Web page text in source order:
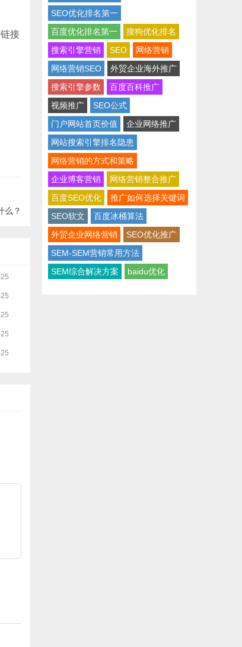
接
么？
SEO优化排名第一
百度优化排名第一
搜狗优化排名
搜索引擎营销
SEO
网络营销
网络营销SEO
外贸企业海外推广
搜索引擎参数
百度百科推广
视频推广
SEO公式
门户网站首页价值
企业网络推广
网站搜索引擎排名隐患
网络营销的方式和策略
企业博客营销
网络营销整合推广
百度SEO优化
推广如何选择关键词
SEO软文
百度冰桶算法
外贸企业网络营销
SEO优化推广
SEM-SEM营销常用方法
SEM综合解决方案
baidu优化